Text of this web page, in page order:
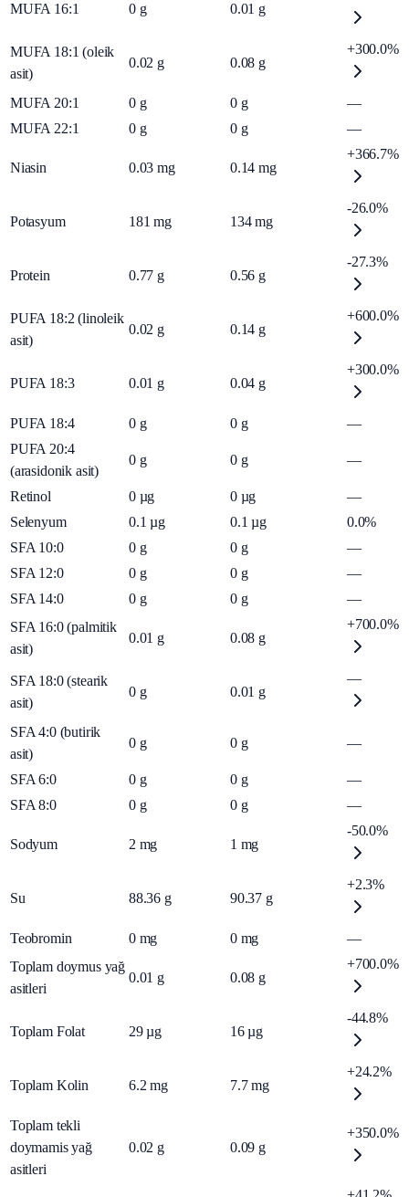
MUFA 16:1 0 g 0.01 g
MUFA 18:1 (oleik
asit)
0.02 g 0.08 g
+300.0%
MUFA 20:1 0 g 0 g
—
MUFA 22:1
0 g 0 g —
Niasin 0.03 mg 0.14 mg
+366.7%
Potasyum 181 mg 134 mg
-26.0%
Protein 0.77 g 0.56 g
-27.3%
PUFA 18:2 (linoleik
asit)
0.02 g 0.14 g
+600.0%
PUFA 18:3 0.01 g 0.04 g
+300.0%
PUFA 18:4 0 g 0 g
—
PUFA 20:4
(arasidonik asit)
0 g 0 g —
Retinol 0 µg 0 µg
—
Selenyum
0.1 µg 0.1 µg
0.0%
SFA 10:0
0 g 0 g
—
SFA 12:0
0 g 0 g
—
SFA 14:0
0 g 0 g
—
SFA 16:0 (palmitik
asit)
0.01 g 0.08 g
+700.0%
SFA 18:0 (stearik
asit)
0 g 0.01 g
—
SFA 4:0 (butirik
asit)
0 g 0 g —
SFA 6:0 0 g 0 g
—
SFA 8:0
0 g 0 g —
Sodyum 2 mg 1 mg
-50.0%
Su 88.36 g 90.37 g
+2.3%
Teobromin 0 mg 0 mg
—
Toplam doymus yağ
asitleri
0.01 g 0.08 g
+700.0%
Toplam Folat 29 µg 16 µg
-44.8%
Toplam Kolin 6.2 mg 7.7 mg
+24.2%
Toplam tekli
doymamis yağ
asitleri
0.02 g 0.09 g
+350.0%